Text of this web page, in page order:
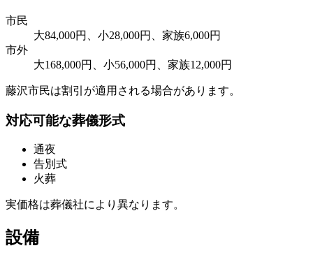
市民
大84,000円、小28,000円、家族6,000円
市外
大168,000円、小56,000円、家族12,000円
藤沢市民は割引が適用される場合があります。
対応可能な葬儀形式
通夜
告別式
火葬
実価格は葬儀社により異なります。
設備